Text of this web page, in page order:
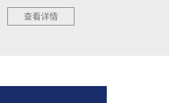
查看详情